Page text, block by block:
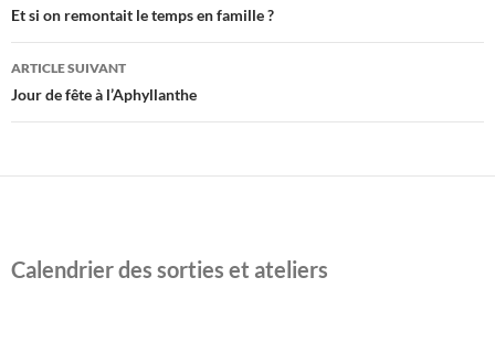
des
articles
Et si on remontait le temps en famille ?
ARTICLE SUIVANT
Jour de fête à l’Aphyllanthe
Calendrier des sorties et ateliers